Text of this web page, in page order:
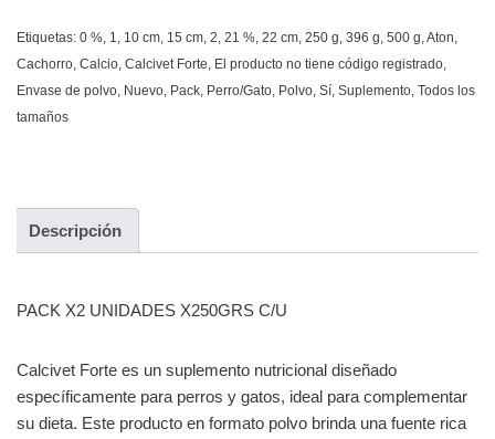
Etiquetas: 0 %, 1, 10 cm, 15 cm, 2, 21 %, 22 cm, 250 g, 396 g, 500 g,Aton,
Cachorro, Calcio, Calcivet Forte, El producto no tiene código registrado,
Envase de polvo, Nuevo, Pack, Perro/Gato, Polvo, Sí, Suplemento, Todos los
tamaños
Descripción
PACK X2 UNIDADES X250GRS C/U
Calcivet Forte es un suplemento nutricional diseñado
específicamente para perros y gatos, ideal para complementar
su dieta. Este producto en formato polvo brinda una fuente rica